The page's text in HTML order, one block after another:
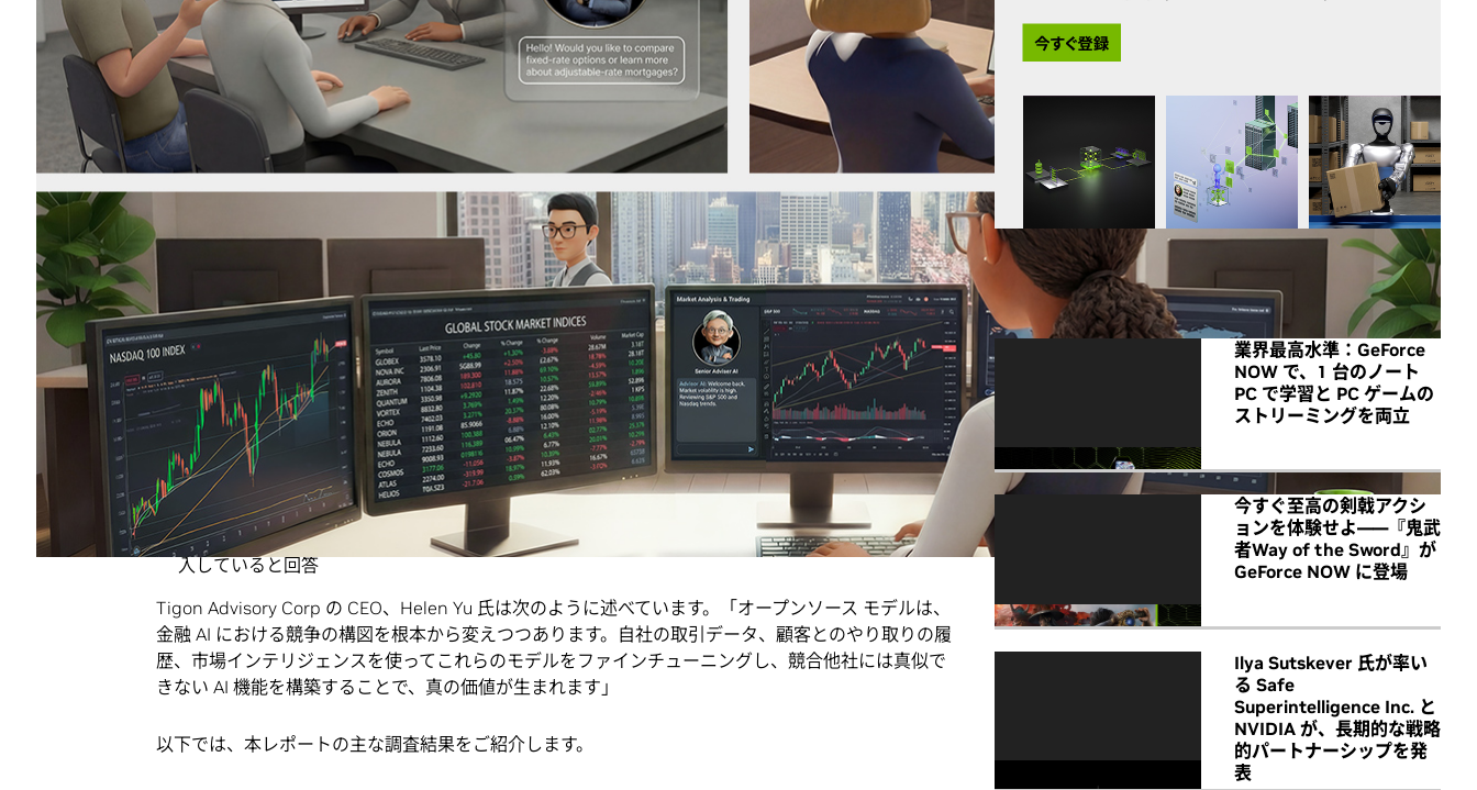
800 名以上の金融業界関係者を対象に実施した調査に基づく第 6 回年次レポート「NVIDIA 金融サービ
スにおける AI の状況
」では、金融サービス業界における AI 活用が過去最高水準に達していることが明
らかになりました。
企業は、不正検知、リスク管理、カスタマー サービスといった AI ユース ケースの導入と拡大を進め、
明確な投資対効果を生み出す重要な業務機能を向上させています。また、金融機関は、オープンソース
の基盤モデルやソフトウェアなどの特化型 AI を構築するためのツールを積極的に取り入れており、AI
エージェントをはじめとする新しいタイプの AI を活用して、バックオフィス業務から投資リサーチに
至るさまざまなプロセスを効率化しています。
2026 年版レポートの主なハイライト
89% の回答者が AI 活用によって年間収益が増加し、年間コストを削減できたと回答
経営陣の 73% が AI は将来の成功に不可欠であると回答し、ほぼ全員が今後 1 年間で AI 予算を増額
または維持すると回答
自社で AI を積極的に活用していると答えた回答者は 65% に上り、前年の 45% から増加
生成 AI を使用または評価していると答えた回答者は 61% で、前年比で 52% 増加
84% の回答者が、オープンソース モデルやソフトウェアは自社の AI 戦略において重要であると回
答
42% の回答者がエージェント型 AI を使用または評価しており、21% がすでに AI エージェントを導
入していると回答
Tigon Advisory Corp の CEO、Helen Yu 氏は次のように述べています。「オープンソース モデルは、
金融 AI における競争の構図を根本から変えつつあります。自社の取引データ、顧客とのやり取りの履
歴、市場インテリジェンスを使ってこれらのモデルをファインチューニングし、競合他社には真似で
きない AI 機能を構築することで、真の価値が生まれます」
以下では、本レポートの主な調査結果をご紹介します。
All NVIDIA News
業界最高水準：GeForce
NOW で、1 台のノート
PC で学習と PC ゲームの
ストリーミングを両立
今すぐ至高の剣戟アクシ
ョンを体験せよ――『鬼武
者Way of the Sword』が
GeForce NOW に登場
Ilya Sutskever 氏が率い
る Safe
Superintelligence Inc. と
NVIDIA が、長期的な戦略
的パートナーシップを発
表